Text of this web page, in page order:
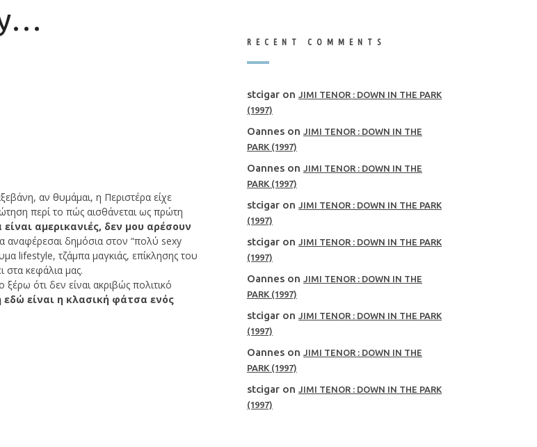
αν θυμάμαι, η Περιστέρα είχε
περί το πώς αισθάνεται ως πρώτη
είναι αμερικανιές, δεν μου αρέσουν
αναφέρεσαι δημόσια στον “πολύ sexy
lifestyle, τζάμπα μαγκιάς, επίκλησης του
στα κεφάλια μας.
ότι δεν είναι ακριβώς πολιτικό
εδώ είναι η κλασική φάτσα ενός
RECENT COMMENTS
stcigar on
JIMI TENOR : DOWN IN THE PARK
(1997)
Oannes on
JIMI TENOR : DOWN IN THE
PARK (1997)
Oannes on
JIMI TENOR : DOWN IN THE
PARK (1997)
stcigar on
JIMI TENOR : DOWN IN THE PARK
(1997)
stcigar on
JIMI TENOR : DOWN IN THE PARK
(1997)
Oannes on
JIMI TENOR : DOWN IN THE
PARK (1997)
stcigar on
JIMI TENOR : DOWN IN THE PARK
(1997)
Oannes on
JIMI TENOR : DOWN IN THE
PARK (1997)
stcigar on
JIMI TENOR : DOWN IN THE PARK
(1997)